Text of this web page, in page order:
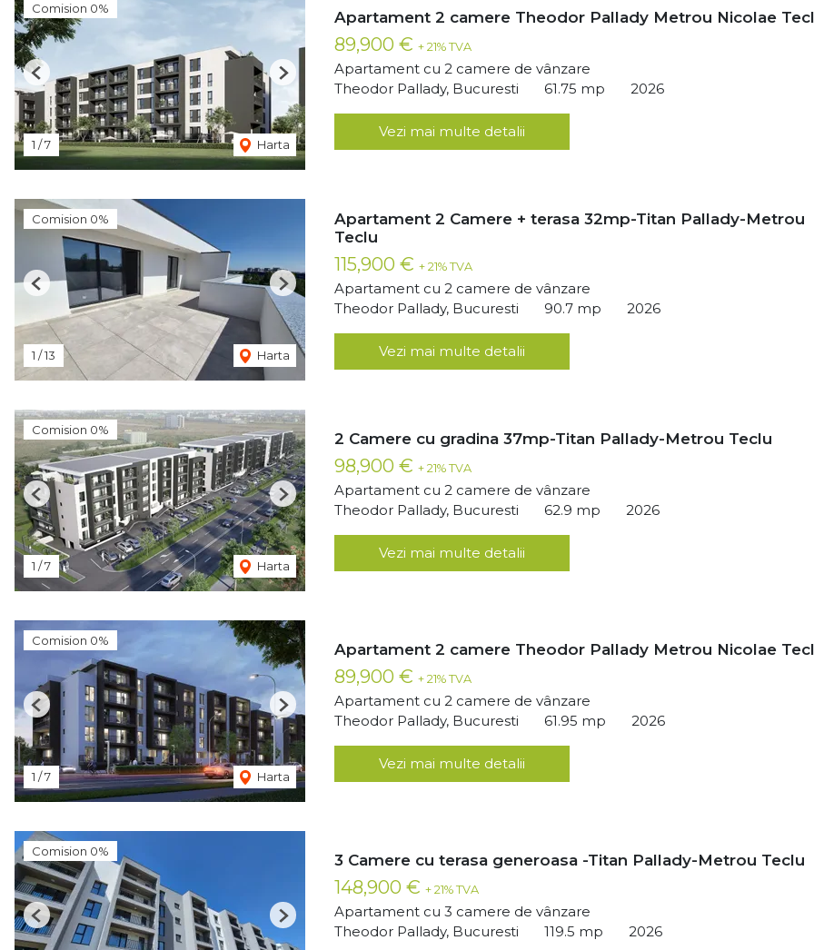
Comision 0%
1 /7 Harta
Previous Next
Apartament 2 camere Theodor Pallady Metrou Nicolae
89,900 € + 21% TVA
Apartament cu 2 camere de vânzare
Theodor Pallady, Bucuresti
61.75 mp 2026
Vezi mai multe detalii
Comision 0%
1 /13 Harta
Previous Next
Apartament 2 Camere + terasa 32mp-Titan Pallady-Metrou
Teclu
115,900 € + 21% TVA
Apartament cu 2 camere de vânzare
Theodor Pallady, Bucuresti
90.7 mp 2026
Vezi mai multe detalii
Comision 0%
1 /7 Harta
Previous Next
2 Camere cu gradina 37mp-Titan Pallady-Metrou Teclu
98,900 € + 21% TVA
Apartament cu 2 camere de vânzare
Theodor Pallady, Bucuresti
62.9 mp 2026
Vezi mai multe detalii
Comision 0%
1 /7 Harta
Previous Next
Apartament 2 camere Theodor Pallady Metrou Nicolae
89,900 € + 21% TVA
Apartament cu 2 camere de vânzare
Theodor Pallady, Bucuresti
61.95 mp 2026
Vezi mai multe detalii
Comision 0%
Previous Next
3 Camere cu terasa generoasa -Titan Pallady-Metrou Teclu
148,900 € + 21% TVA
Apartament cu 3 camere de vânzare
Theodor Pallady, Bucuresti
119.5 mp 2026